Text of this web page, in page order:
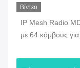
Βίντεο
IP Mesh Radio
με 64 κόμβους για
Drone